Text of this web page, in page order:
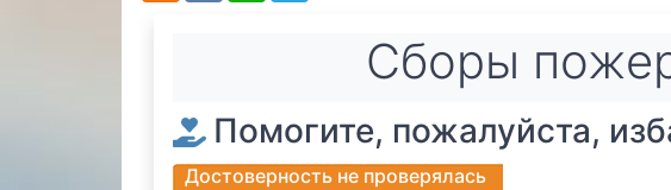
Cборы
Помогите, пожалуйста,
Достоверность не проверялась